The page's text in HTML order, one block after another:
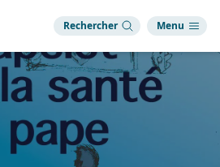
Rechercher Menu